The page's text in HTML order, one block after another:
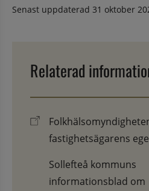
Senast uppdaterad 31 oktober
Relaterad
fastighetsägarens
Sollefteå kommuns
informationsblad om